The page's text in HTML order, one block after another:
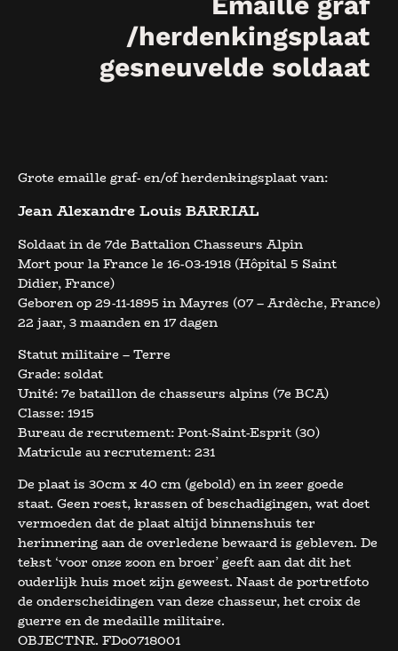
/herdenkingsplaat
gesneuvelde soldaat
Grote emaille graf- en/of herdenkingsplaat van:
Jean Alexandre Louis BARRIAL
Soldaat in de 7de Battalion Chasseurs Alpin
Mort pour la France le 16-03-1918 (Hôpital 5 Saint
Didier, France)
Geboren op 29-11-1895 in Mayres (07 – Ardèche, France)
22 jaar, 3 maanden en 17 dagen
Statut militaire – Terre
Grade: soldat
Unité: 7e bataillon de chasseurs alpins (7e BCA)
Classe: 1915
Bureau de recrutement: Pont-Saint-Esprit (30)
Matricule au recrutement: 231
De plaat is 30cm x 40 cm (gebold) en in zeer goede
staat. Geen roest, krassen of beschadigingen, wat doet
vermoeden dat de plaat altijd binnenshuis ter
herinnering aan de overledene bewaard is gebleven. De
tekst ‘voor onze zoon en broer’ geeft aan dat dit het
ouderlijk huis moet zijn geweest. Naast de portretfoto
de onderscheidingen van deze chasseur, het croix de
guerre en de medaille militaire.
OBJECTNR. FDo0718001